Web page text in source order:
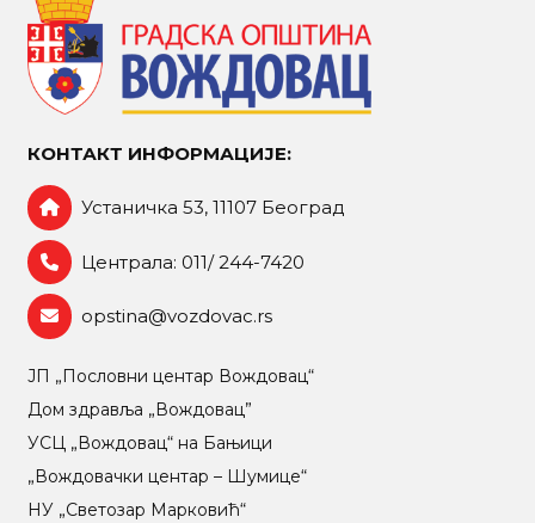
КОНТАКТ ИНФОРМАЦИЈЕ:
Устаничка 53, 11107 Београд
Централа: 011/ 244-7420
opstina@vozdovac.rs
ЈП „Пословни центар Вождовац“
Дом здравља „Вождовац”
УСЦ „Вождовац“ на Бањици
„Вождовачки центар – Шумице“
НУ „Светозар Марковић“